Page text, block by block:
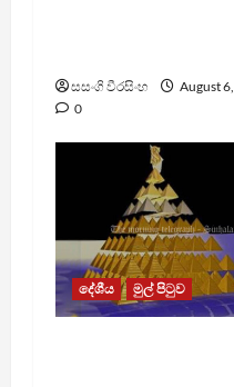
සසංගි වීරසිංහ
August
0
දේශීය මුල් පිටුව